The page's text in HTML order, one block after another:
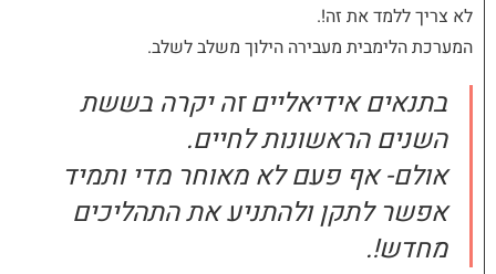
לא צריך ללמד את זה!.
המערכת הלימבית מעבירה הילוך משלב לשלב.
בתנאים אידיאליים זה יקרה בששת
השנים הראשונות לחיים.
אולם- אף פעם לא מאוחר מדי ותמיד
אפשר לתקן ולהתניע את התהליכים
מחדש!.